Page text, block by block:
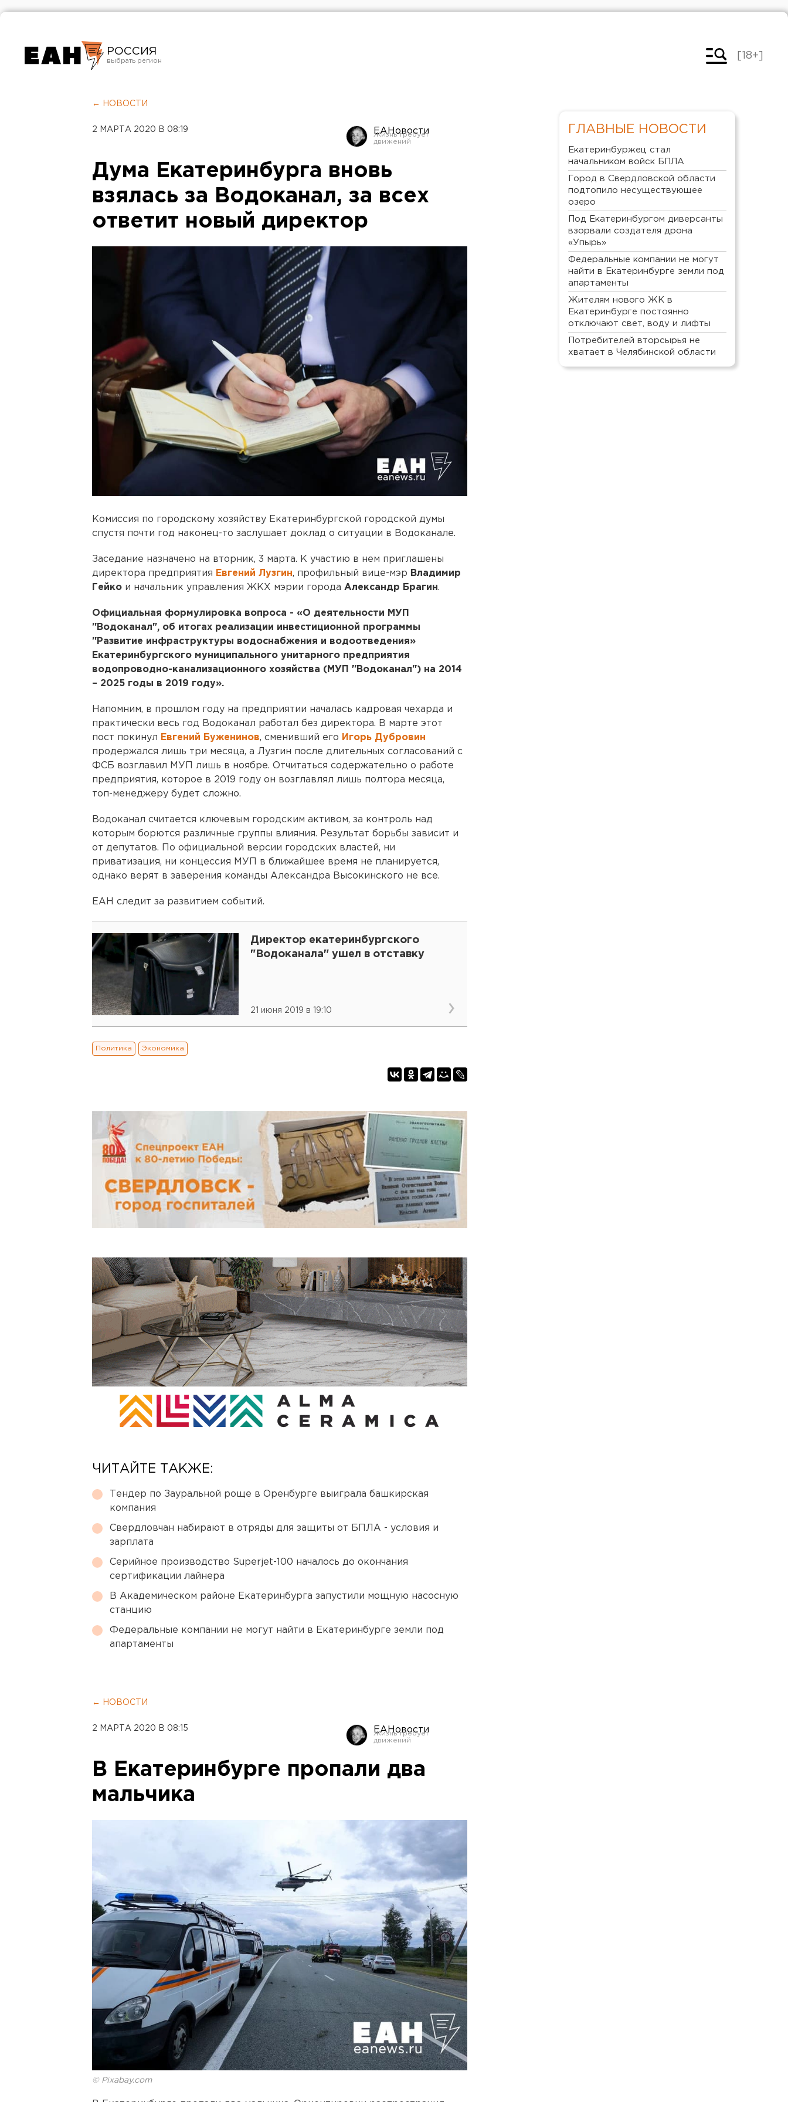
РОССИЯ
Челябинск
[18+]
← НОВОСТИ
2 МАРТА 2020 В 08:19 ЕАНовости
Дума Екатеринбурга вновь
взялась за Водоканал, за всех
ответит новый директор
Комиссия по городскому хозяйству Екатеринбургской городской думы
спустя почти год наконец-то заслушает доклад о ситуации в Водоканале.
Заседание назначено на вторник, 3 марта. К участию в нем приглашены
директора предприятия Евгений Лузгин, профильный вице-мэр Владимир
Гейко и начальник управления ЖКХ мэрии города Александр Брагин.
Официальная формулировка вопроса - «О деятельности МУП
"Водоканал", об итогах реализации инвестиционной программы
"Развитие инфраструктуры водоснабжения и водоотведения»
Екатеринбургского муниципального унитарного предприятия
водопроводно-канализационного хозяйства (МУП "Водоканал") на 2014
– 2025 годы в 2019 году».
Напомним, в прошлом году на предприятии началась кадровая чехарда и
практически весь год Водоканал работал без директора. В марте этот
пост покинул Евгений Буженинов, сменивший его Игорь Дубровин
продержался лишь три месяца, а Лузгин после длительных согласований с
ФСБ возглавил МУП лишь в ноябре. Отчитаться содержательно о работе
предприятия, которое в 2019 году он возглавлял лишь полтора месяца,
топ-менеджеру будет сложно.
Водоканал считается ключевым городским активом, за контроль над
которым борются различные группы влияния. Результат борьбы зависит и
от депутатов. По официальной версии городских властей, ни
приватизация, ни концессия МУП в ближайшее время не планируется,
однако верят в заверения команды Александра Высокинского не все.
ЕАН следит за развитием событий.
Директор екатеринбургского
"Водоканала" ушел в отставку
21 июня 2019 в 19:10
Политика Экономика
ЧИТАЙТЕ ТАКЖЕ:
Тендер по Зауральной роще в Оренбурге выиграла башкирская
компания
Свердловчан набирают в отряды для защиты от БПЛА - условия и
зарплата
Серийное производство Superjet-100 началось до окончания
сертификации лайнера
В Академическом районе Екатеринбурга запустили мощную насосную
станцию
Федеральные компании не могут найти в Екатеринбурге земли под
апартаменты
← НОВОСТИ
2 МАРТА 2020 В 08:15 ЕАНовости
В Екатеринбурге пропали два
мальчика
© Pixabay.com
ГЛАВНЫЕ НОВОСТИ
Екатеринбуржец стал
начальником войск БПЛА
Город в Свердловской области
подтопило несуществующее
озеро
Под Екатеринбургом диверсанты
взорвали создателя дрона
«Упырь»
Федеральные компании не могут
найти в Екатеринбурге земли под
апартаменты
Жителям нового ЖК в
Екатеринбурге постоянно
отключают свет, воду и лифты
Потребителей вторсырья не
хватает в Челябинской области